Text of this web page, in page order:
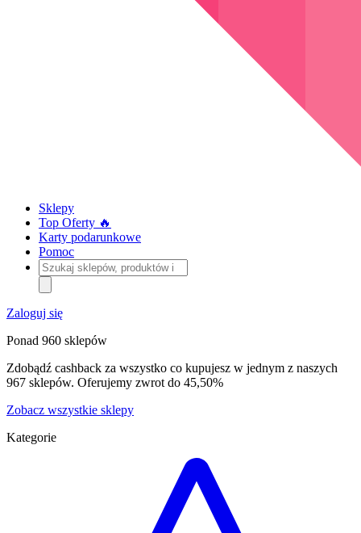
Sklepy
Top Oferty 🔥
Karty podarunkowe
Pomoc
Szukaj
sklepów,
produktów
i
kategorii
Zaloguj się
Ponad 960 sklepów
Zdobądź cashback za wszystko co kupujesz w jednym z naszych
967 sklepów. Oferujemy zwrot do 45,50%
Zobacz wszystkie sklepy
Kategorie